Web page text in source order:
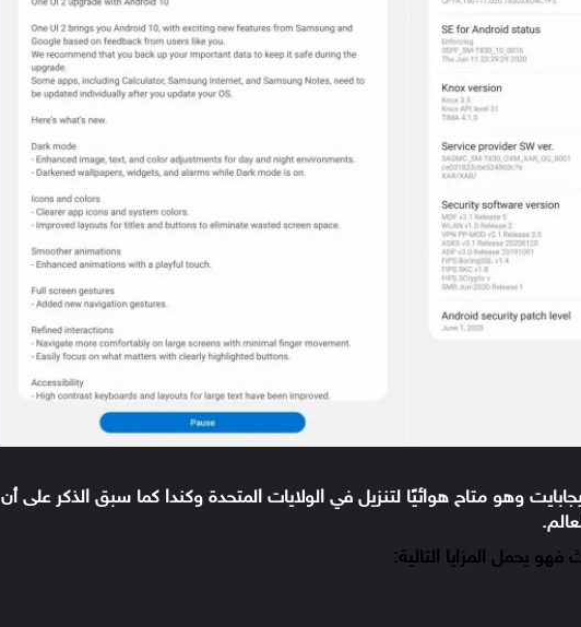
الجديد يأتي بحجم 1.76 جيجابايت وهو متاح هوائيًا لتنزيل في الولايات المتحدة وكندا كما سبق الذكر على أن
يحمل المزايا التالية: